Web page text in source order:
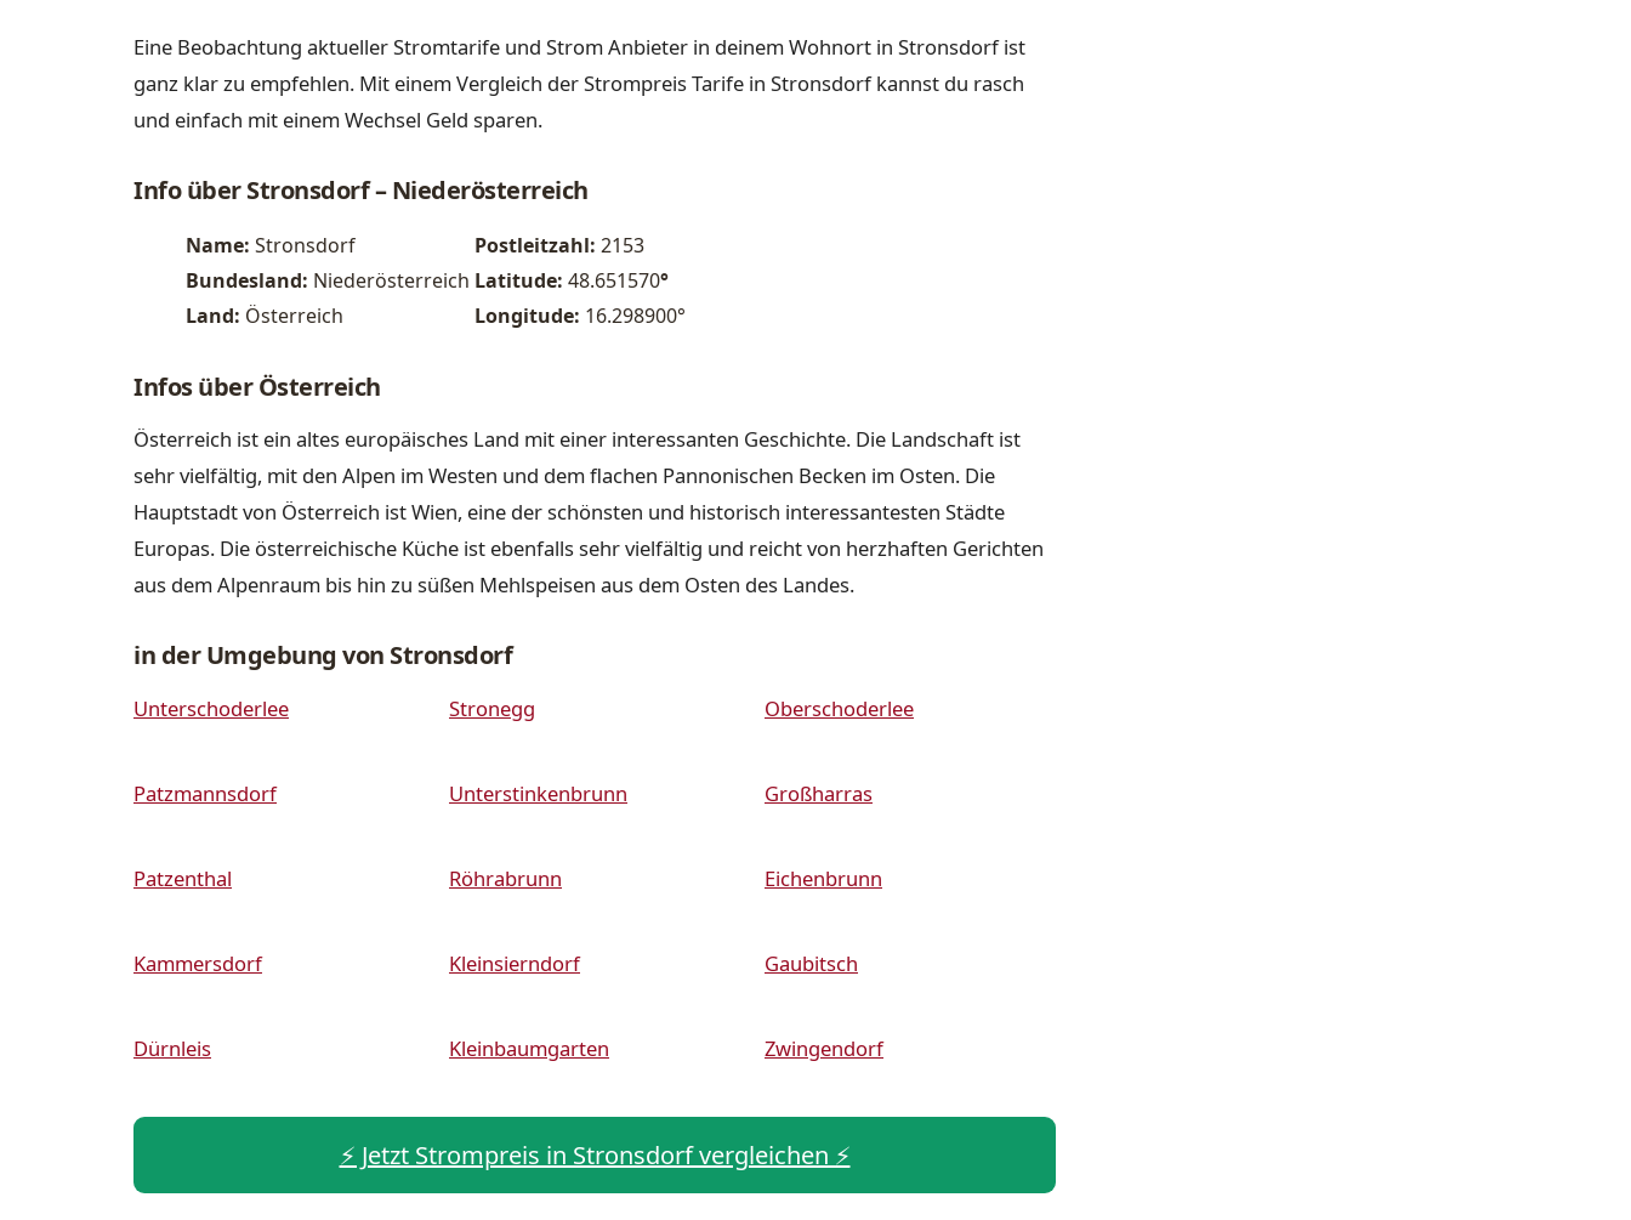
Eine Beobachtung aktueller Stromtarife und Strom Anbieter in deinem Wohnort in Stronsdorf ist
ganz klar zu empfehlen. Mit einem Vergleich der Strompreis Tarife in Stronsdorf kannst du rasch
und einfach mit einem Wechsel Geld sparen.
Info über Stronsdorf – Niederösterreich
Name: Stronsdorf Postleitzahl: 2153
Bundesland: Niederösterreich Latitude: 48.651570°
Land: Österreich Longitude: 16.298900°
Infos über Österreich
Österreich ist ein altes europäisches Land mit einer interessanten Geschichte. Die Landschaft ist
sehr vielfältig, mit den Alpen im Westen und dem flachen Pannonischen Becken im Osten. Die
Hauptstadt von Österreich ist Wien, eine der schönsten und historisch interessantesten Städte
Europas. Die österreichische Küche ist ebenfalls sehr vielfältig und reicht von herzhaften Gerichten
aus dem Alpenraum bis hin zu süßen Mehlspeisen aus dem Osten des Landes.
in der Umgebung von Stronsdorf
Unterschoderlee Stronegg Oberschoderlee
Patzmannsdorf Unterstinkenbrunn Großharras
Patzenthal Röhrabrunn Eichenbrunn
Kammersdorf Kleinsierndorf Gaubitsch
Dürnleis Kleinbaumgarten Zwingendorf
⚡️ Jetzt Strompreis in Stronsdorf vergleichen ⚡️